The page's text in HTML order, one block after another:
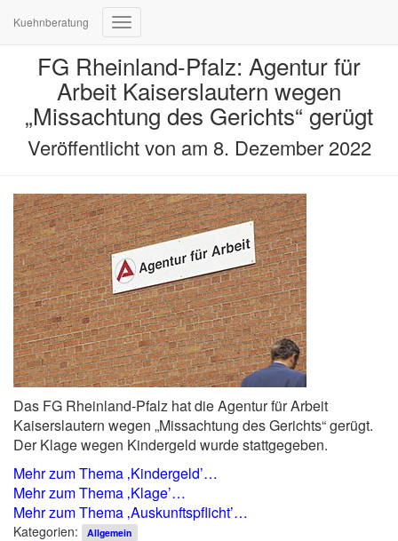
Kuehnberatung
Navigation
umschalten
FG Rheinland-Pfalz: Agentur für
Arbeit Kaiserslautern wegen
„Missachtung des Gerichts“ gerügt
Veröffentlicht von am 8. Dezember 2022
Das FG Rheinland-Pfalz hat die Agentur für Arbeit
Kaiserslautern wegen „Missachtung des Gerichts“ gerügt.
Der Klage wegen Kindergeld wurde stattgegeben.
Mehr zum Thema ‚Kindergeld’…
Mehr zum Thema ‚Klage’…
Mehr zum Thema ‚Auskunftspflicht’…
Kategorien: Allgemein